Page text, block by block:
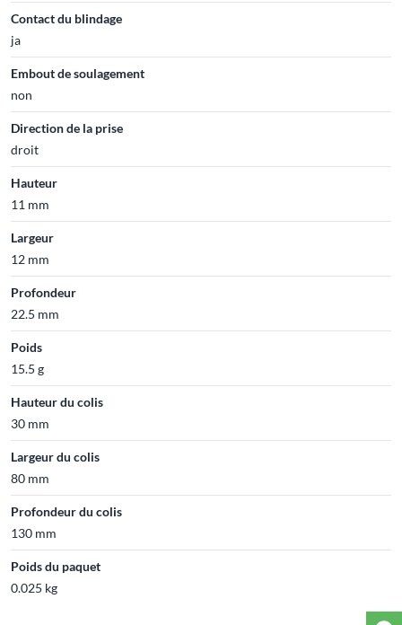
Contact du blindage
ja
Embout de soulagement
non
Direction de la prise
droit
Hauteur
11 mm
Largeur
12 mm
Profondeur
22.5 mm
Poids
15.5 g
Hauteur du colis
30 mm
Largeur du colis
80 mm
Profondeur du colis
130 mm
Poids du paquet
0.025 kg